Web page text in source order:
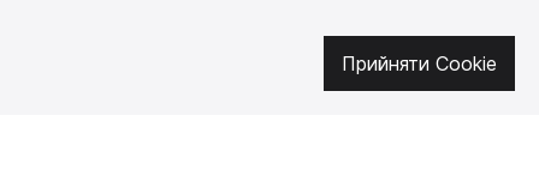
Прийняти Cookie